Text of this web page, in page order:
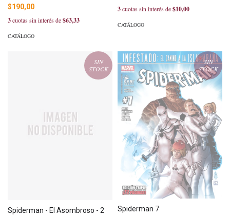
$190,00
3cuotas sin interés de$63,33
CATÁLOGO
3cuotas sin interés de$10,00
CATÁLOGO
SIN
STOCK
Spiderman - El Asombroso - 2
SIN
STOCK
Spiderman 7